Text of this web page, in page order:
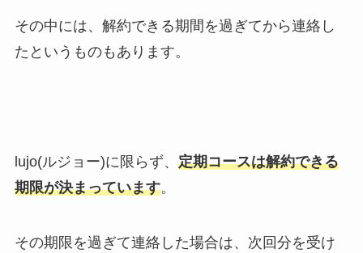
その中には、解約できる期間を過ぎてから連絡し
たというものもあります。
lujo(ルジョー)に限らず、 定期コースは解約できる
期限が決まっています。
その期限を過ぎて連絡した場合は、次回分を受け